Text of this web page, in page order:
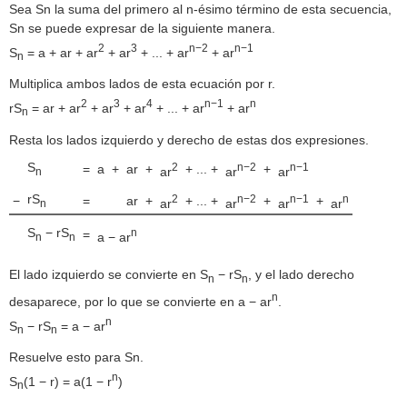
Sea Sn la suma del primero al n-ésimo término de esta secuencia,
Sn se puede expresar de la siguiente manera.
Sn = a + ar + ar2 + ar3 + ... + arn−2 + arn−1
Multiplica ambos lados de esta ecuación por r.
rSn = ar + ar2 + ar3 + ar4 + ... + arn−1 + arn
Resta los lados izquierdo y derecho de estas dos expresiones.
Sn = a + ar + ar2 + ... + arn−2 + arn−1
− rSn = ar + ar2 + ... + arn−2 + arn−1 + arn
Sn − rSn = a − arn
El lado izquierdo se convierte en Sn − rSn
, y el lado derecho
desaparece, por lo que se convierte en a − arn
Sn − rSn = a − arn
Resuelve esto para Sn.
Sn(1 − r) = a(1 − rn)